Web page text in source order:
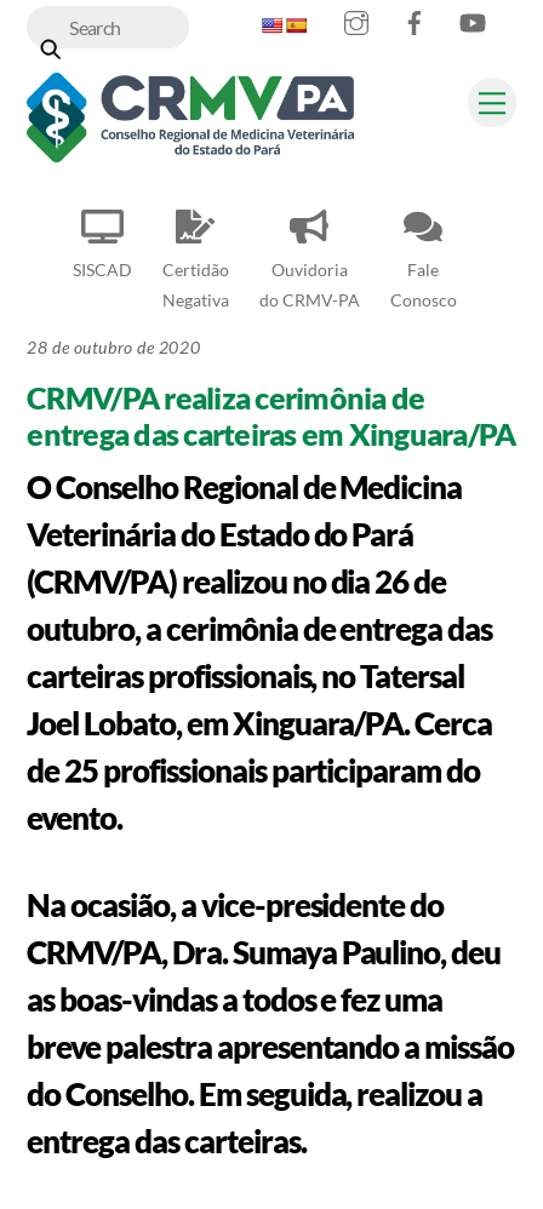
content
SISCAD
Certidão
Negativa
Ouvidoria
do CRMV-PA
Fale
Conosco
InstagramFacebook
28 de outubro de 2020
CRMV/PA realiza cerimônia de
entrega das carteiras em Xinguara/PA
O Conselho Regional de Medicina
Veterinária do Estado do Pará
(CRMV/PA) realizou no dia 26 de
outubro, a cerimônia de entrega das
carteiras profissionais, no Tatersal
Joel Lobato, em Xinguara/PA. Cerca
de 25 profissionais participaram do
evento.
Na ocasião, a vice-presidente do
CRMV/PA, Dra. Sumaya Paulino, deu
as boas-vindas a todos e fez uma
breve palestra apresentando a missão
do Conselho. Em seguida, realizou a
entrega das carteiras.